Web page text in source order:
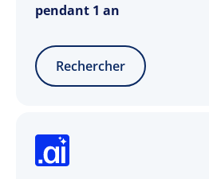
pendant 1 an
Rechercher